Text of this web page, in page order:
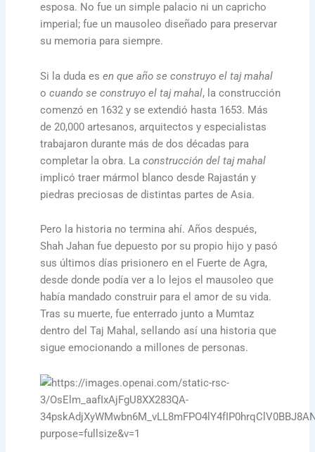
esposa. No fue un simple palacio ni un capricho
imperial; fue un mausoleo diseñado para preservar
su memoria para siempre.
Si la duda esen que año se construyo el taj mahal
ocuando se construyo el taj mahal, la construcción
comenzó en 1632 y se extendió hasta 1653. Más
de 20,000 artesanos, arquitectos y especialistas
trabajaron durante más de dos décadas para
completar la obra. Laconstrucción del taj mahal
implicó traer mármol blanco desde Rajastán y
piedras preciosas de distintas partes de Asia.
Pero la historia no termina ahí. Años después,
Shah Jahan fue depuesto por su propio hijo y pasó
sus últimos días prisionero en el Fuerte de Agra,
desde donde podía ver a lo lejos el mausoleo que
había mandado construir para el amor de su vida.
Tras su muerte, fue enterrado junto a Mumtaz
dentro del Taj Mahal, sellando así una historia que
sigue emocionando a millones de personas.